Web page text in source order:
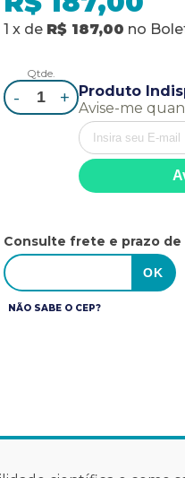
1 x de R$ 187,00 no
Qtde.
- +
Produto
Avise-me
Consulte frete e prazo
NÃO SABE O CEP?